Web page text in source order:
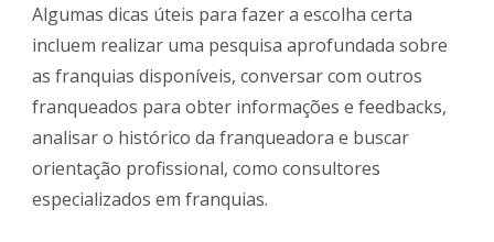
Algumas dicas úteis para fazer a escolha certa
incluem realizar uma pesquisa aprofundada sobre
as franquias disponíveis, conversar com outros
franqueados para obter informações e feedbacks,
analisar o histórico da franqueadora e buscar
orientação profissional, como consultores
especializados em franquias.